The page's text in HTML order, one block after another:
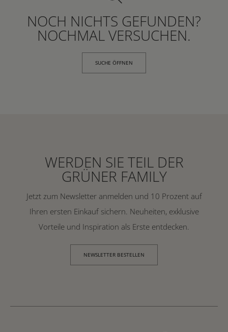
NOCH NICHTS GEFUNDEN?
NOCHMAL VERSUCHEN.
SUCHE ÖFFNEN
WERDEN SIE TEIL DER
GRÜNER FAMILY
Jetzt zum Newsletter anmelden und 10 Prozent auf
Ihren ersten Einkauf sichern. Neuheiten, exklusive
Vorteile und Inspiration als Erste entdecken.
NEWSLETTER BESTELLEN